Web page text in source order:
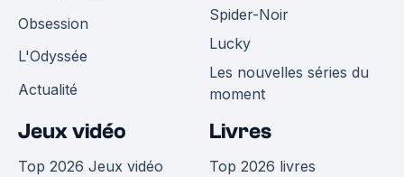
Obsession
L'Odyssée
Actualité
Spider-Noir
Lucky
Les nouvelles séries du
moment
Jeux vidéo
Top 2026 Jeux vidéo
Livres
Top 2026 livres